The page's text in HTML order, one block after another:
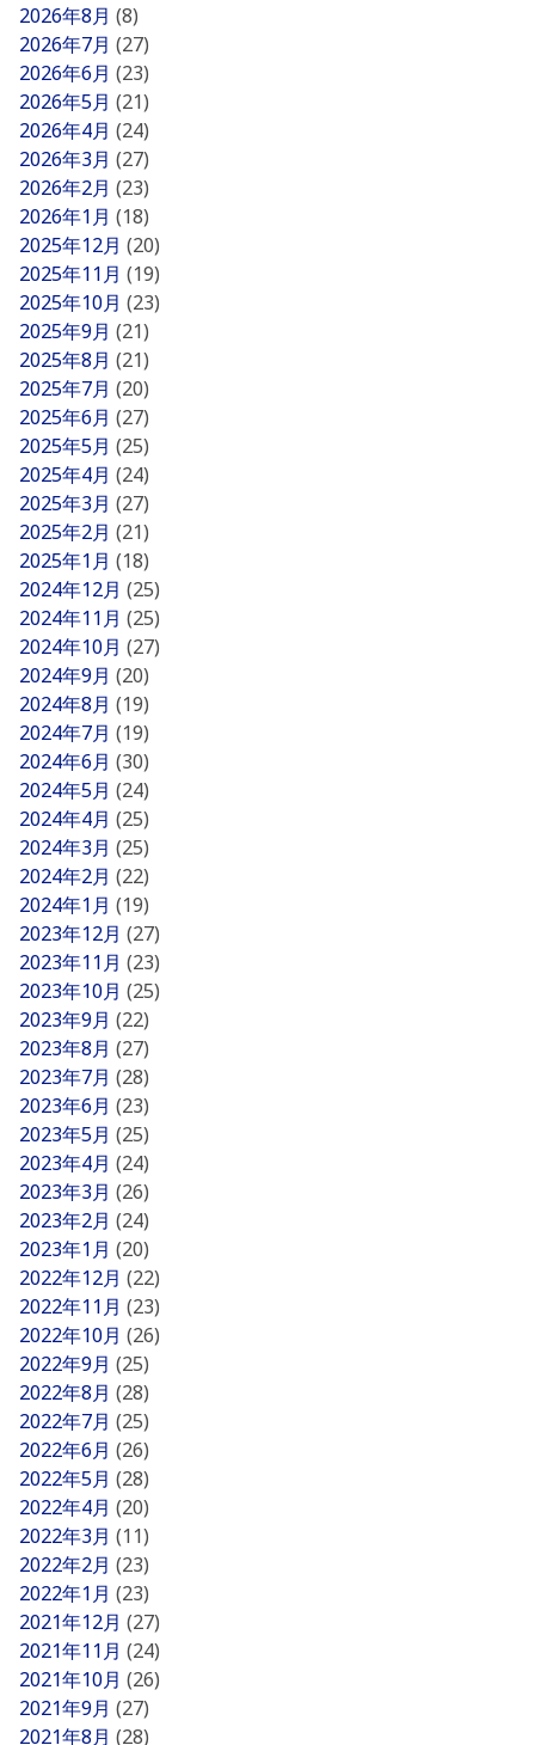
2026年8月 (8)
2026年7月 (27)
2026年6月 (23)
2026年5月 (21)
2026年4月 (24)
2026年3月 (27)
2026年2月 (23)
2026年1月 (18)
2025年12月 (20)
2025年11月 (19)
2025年10月 (23)
2025年9月 (21)
2025年8月 (21)
2025年7月 (20)
2025年6月 (27)
2025年5月 (25)
2025年4月 (24)
2025年3月 (27)
2025年2月 (21)
2025年1月 (18)
2024年12月 (25)
2024年11月 (25)
2024年10月 (27)
2024年9月 (20)
2024年8月 (19)
2024年7月 (19)
2024年6月 (30)
2024年5月 (24)
2024年4月 (25)
2024年3月 (25)
2024年2月 (22)
2024年1月 (19)
2023年12月 (27)
2023年11月 (23)
2023年10月 (25)
2023年9月 (22)
2023年8月 (27)
2023年7月 (28)
2023年6月 (23)
2023年5月 (25)
2023年4月 (24)
2023年3月 (26)
2023年2月 (24)
2023年1月 (20)
2022年12月 (22)
2022年11月 (23)
2022年10月 (26)
2022年9月 (25)
2022年8月 (28)
2022年7月 (25)
2022年6月 (26)
2022年5月 (28)
2022年4月 (20)
2022年3月 (11)
2022年2月 (23)
2022年1月 (23)
2021年12月 (27)
2021年11月 (24)
2021年10月 (26)
2021年9月 (27)
2021年8月 (28)